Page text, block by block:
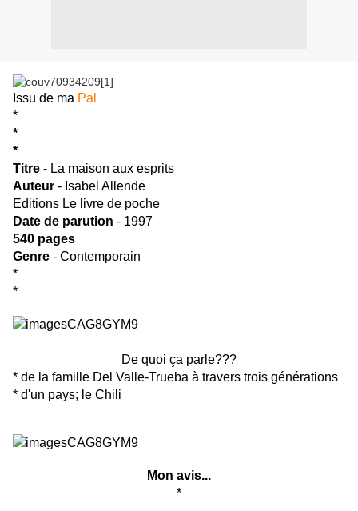
Issu de ma Pal
*
*
*
Titre - La maison aux esprits
Auteur - Isabel Allende
Editions Le livre de poche
Date de parution - 1997
540 pages
Genre - Contemporain
*
*
De quoi ça parle???
* de la famille Del Valle-Trueba à travers trois générations
* d'un pays; le Chili
Mon avis...
*